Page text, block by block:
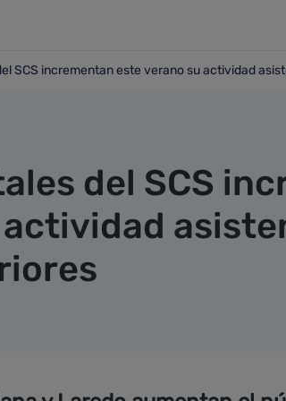
SCS incrementan este verano su
SCS incrementan este verano su actividad
del SCS